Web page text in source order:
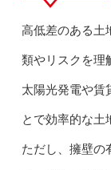
高低差のある土
類やリスクを理
太陽光発電や賃
とで効率的な土
ただし、擁壁の